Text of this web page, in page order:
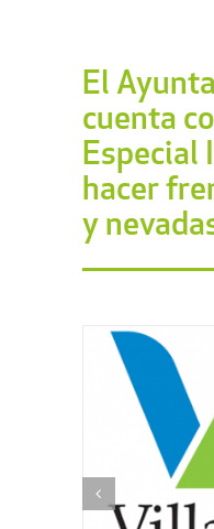
El
cuenta
Especial
hacer
y